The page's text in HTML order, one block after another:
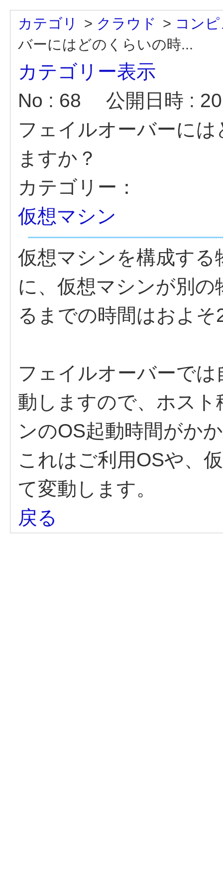
カテゴリ > クラウド > コン
バーにはどのくらいの時...
カテゴリー表示
No : 68
公開日時 :
フェイルオーバーに
ますか？
カテゴリー：
仮想マシン
仮想マシンを構成す
に、仮想マシンが別
るまでの時間はおよそ
フェイルオーバーで
動しますので、ホス
ンのOS起動時間がか
これはご利用OSや、
て変動します。
戻る